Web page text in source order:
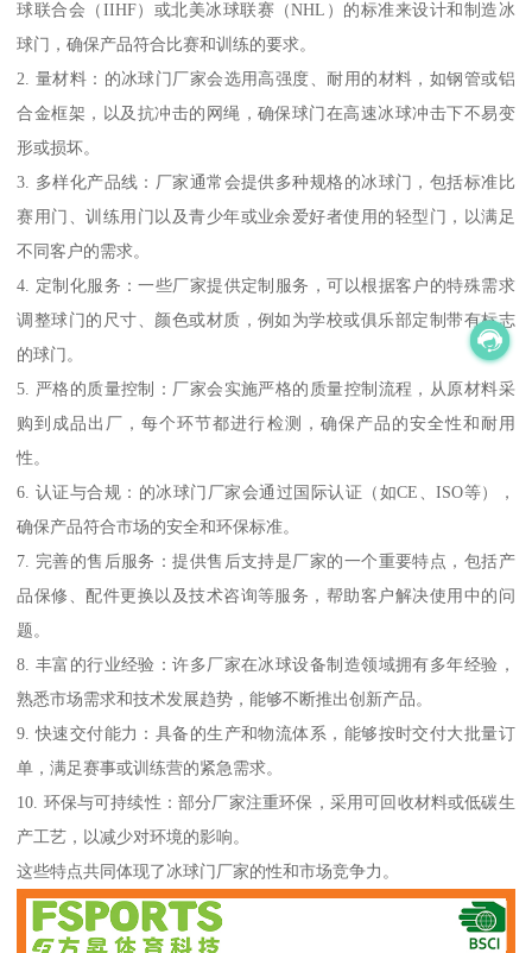
球联合会（IIHF）或北美冰球联赛（NHL）的标准来设计和制造冰
球门，确保产品符合比赛和训练的要求。
2. 量材料：的冰球门厂家会选用高强度、耐用的材料，如钢管或铝
合金框架，以及抗冲击的网绳，确保球门在高速冰球冲击下不易变
形或损坏。
3. 多样化产品线：厂家通常会提供多种规格的冰球门，包括标准比
赛用门、训练用门以及青少年或业余爱好者使用的轻型门，以满足
不同客户的需求。
4. 定制化服务：一些厂家提供定制服务，可以根据客户的特殊需求
调整球门的尺寸、颜色或材质，例如为学校或俱乐部定制带有标志
的球门。
5. 严格的质量控制：厂家会实施严格的质量控制流程，从原材料采
购到成品出厂，每个环节都进行检测，确保产品的安全性和耐用
性。
6. 认证与合规：的冰球门厂家会通过国际认证（如CE、ISO等），
确保产品符合市场的安全和环保标准。
7. 完善的售后服务：提供售后支持是厂家的一个重要特点，包括产
品保修、配件更换以及技术咨询等服务，帮助客户解决使用中的问
题。
8. 丰富的行业经验：许多厂家在冰球设备制造领域拥有多年经验，
熟悉市场需求和技术发展趋势，能够不断推出创新产品。
9. 快速交付能力：具备的生产和物流体系，能够按时交付大批量订
单，满足赛事或训练营的紧急需求。
10. 环保与可持续性：部分厂家注重环保，采用可回收材料或低碳生
产工艺，以减少对环境的影响。
这些特点共同体现了冰球门厂家的性和市场竞争力。